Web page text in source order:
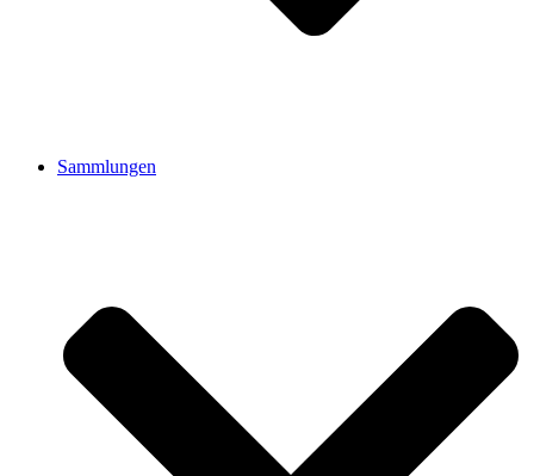
Sammlungen